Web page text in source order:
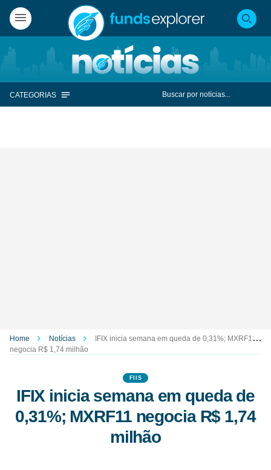
CATEGORIAS
Home Notícias
IFIX inicia semana em queda de 0,31%; MXRF11
negocia R$ 1,74 milhão
FIIS
IFIX inicia semana em queda de
0,31%; MXRF11 negocia R$ 1,74
milhão